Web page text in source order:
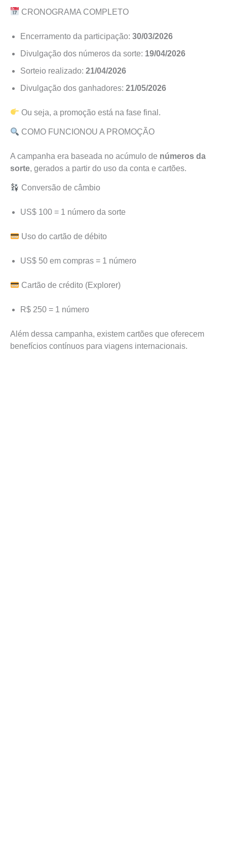
CRONOGRAMA COMPLETO
Encerramento da participação: 30/03/2026
Divulgação dos números da sorte: 19/04/2026
Sorteio realizado: 21/04/2026
Divulgação dos ganhadores: 21/05/2026
Ou seja, a promoção está na fase final.
COMO FUNCIONOU A PROMOÇÃO
A campanha era baseada no acúmulo de números da
sorte, gerados a partir do uso da conta e cartões.
Conversão de câmbio
US$ 100 = 1 número da sorte
Uso do cartão de débito
US$ 50 em compras = 1 número
Cartão de crédito (Explorer)
R$ 250 = 1 número
Além dessa campanha, existem cartões que oferecem
benefícios contínuos para viagens internacionais.